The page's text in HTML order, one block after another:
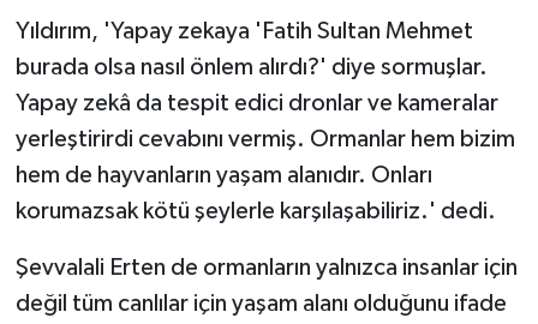
Yıldırım, 'Yapay zekaya 'Fatih Sultan Mehmet
burada olsa nasıl önlem alırdı?' diye sormuşlar.
Yapay zekâ da tespit edici dronlar ve kameralar
yerleştirirdi cevabını vermiş. Ormanlar hem bizim
hem de hayvanların yaşam alanıdır. Onları
korumazsak kötü şeylerle karşılaşabiliriz.' dedi.
Şevvalali Erten de ormanların yalnızca insanlar için
değil tüm canlılar için yaşam alanı olduğunu ifade